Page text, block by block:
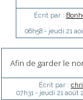
Écrit par :
06h58- jeudi 21
Afin de garder le
Écrit par :
07h31 - jeudi 21 août